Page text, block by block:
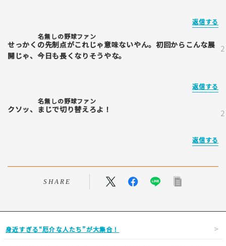
返信する
名無しの野球ファン
せっかくの先制点がこれじゃ意味ないやん。初回からこんな展
開じゃ、今日も長くなりそうやな。
返信する
名無しの野球ファン
クソッ、まじで切り替えろよ！
返信する
SHARE
身近すぎる“厄介な人たち”が大集合！